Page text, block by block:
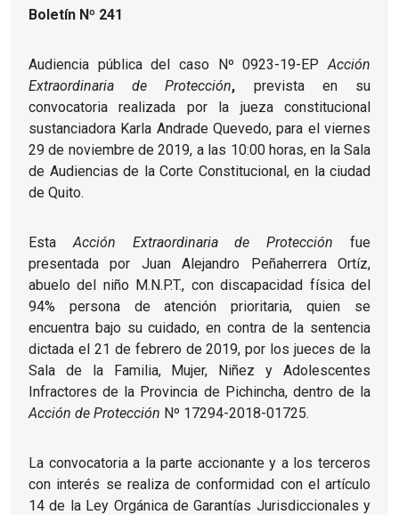
Boletín Nº 241
Audiencia pública del caso Nº 0923-19-EP Acción
Extraordinaria de Protección, prevista en su
convocatoria realizada por la jueza constitucional
sustanciadora Karla Andrade Quevedo, para el viernes
29 de noviembre de 2019, a las 10:00 horas, en la Sala
de Audiencias de la Corte Constitucional, en la ciudad
de Quito.
Esta Acción Extraordinaria de Protecciónfue
presentada por Juan Alejandro Peñaherrera Ortíz,
abuelo del niño M.N.P.T., con discapacidad física del
94% persona de atención prioritaria, quien se
encuentra bajo su cuidado, en contra de la sentencia
dictada el 21 de febrero de 2019, por los jueces de la
Sala de la Familia, Mujer, Niñez y Adolescentes
Infractores de la Provincia de Pichincha, dentro de la
Acción de Protección Nº 17294-2018-01725.
La convocatoria a la parte accionante y a los terceros
con interés se realiza de conformidad con el artículo
14 de la Ley Orgánica de Garantías Jurisdiccionales y